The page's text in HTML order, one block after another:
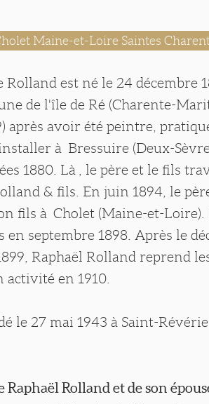
Maine-et-Loire Saintes
est né le 24 décembre
de l'île de Ré (Charente-
après avoir été peintre,
à Bressuire (Deux-
1880. Là , le père et le fils
& fils. En juin 1894, le
fils à Cholet (Maine-et-Loire).
septembre 1898. Après le
Raphaël Rolland reprend
en 1910.
le 27 mai 1943 à Saint-
Rolland et de son